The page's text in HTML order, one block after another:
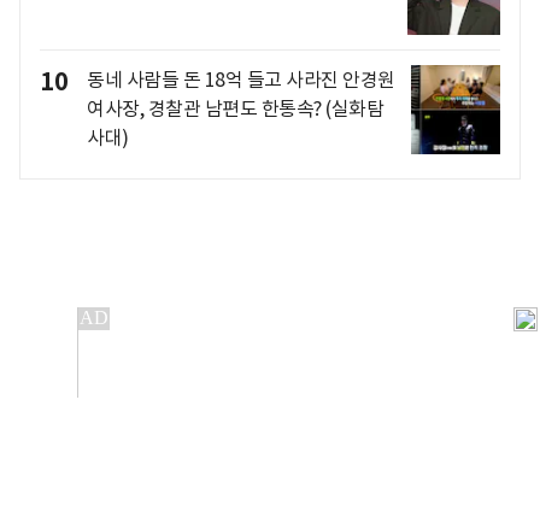
10
동네 사람들 돈 18억 들고 사라진 안경원
여사장, 경찰관 남편도 한통속? (실화탐
사대)